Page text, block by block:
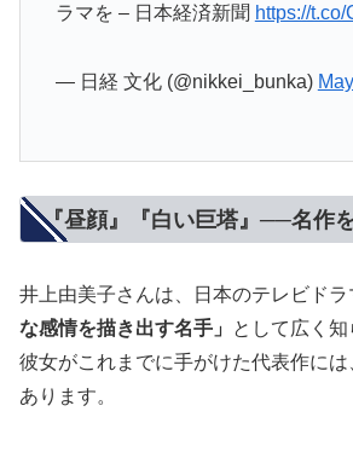
ラマを – 日本経済新聞 https://
— 日経 文化 (@nikkei_bunka)
『昼顔』『白い巨塔』──名作
井上由美子さんは、日本のテレビドラ
な感情を描き出す名手」
として広く知
彼女がこれまでに手がけた代表作に
あります。